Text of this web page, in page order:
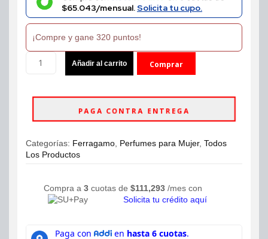
$65.043/mensual.Solicita tu cupo.
¡Compre y gane 320 puntos!
Signorina
Ferragamo
100ml
Dama
Añadir al carrito Comprar
PAGA CONTRA ENTREGA
Categorías: Ferragamo Perfumes para Mujer, Todos
Los Productos
Compra a 3 cuotas de $111,293 /mes con
Solicita tu crédito aquí